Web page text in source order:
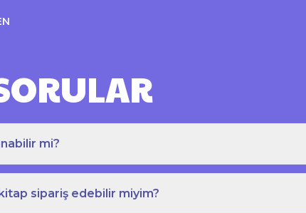
mi?
sipariş edebilir miyim?